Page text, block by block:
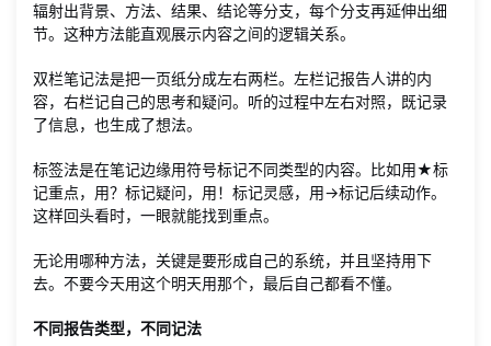
辐射出背景、方法、结果、结论等分支，每个分支再延伸出细
节。这种方法能直观展示内容之间的逻辑关系。
双栏笔记法是把一页纸分成左右两栏。左栏记报告人讲的内
容，右栏记自己的思考和疑问。听的过程中左右对照，既记录
了信息，也生成了想法。
标签法是在笔记边缘用符号标记不同类型的内容。比如用★标
记重点，用？标记疑问，用！标记灵感，用→标记后续动作。
这样回头看时，一眼就能找到重点。
无论用哪种方法，关键是要形成自己的系统，并且坚持用下
去。不要今天用这个明天用那个，最后自己都看不懂。
不同报告类型，不同记法